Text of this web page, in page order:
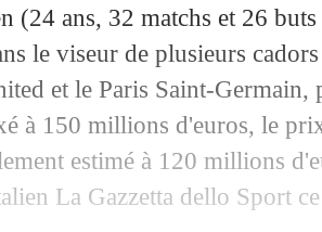
(24 ans, 32 matchs et 26
le viseur de plusieurs
et le Paris Saint-Germain,
à 150 millions d'euros, le
estimé à 120 millions
La Gazzetta dello Sport
découpe l'inutile Messi !
: Diallo renvoyé au PSG
voit un clap de fin pour
: Mac Allister, c'est fait